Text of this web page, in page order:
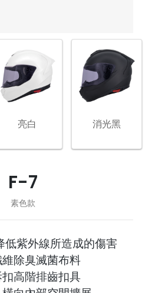
亮白 消光黑
F-7
素色款
紫外線所造成的傷害
除臭滅菌布料
高階排齒扣具